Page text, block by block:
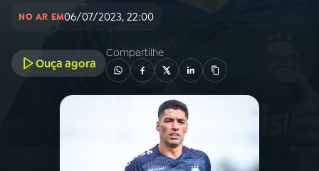
02A RÁDIO
03PROGRAMAÇÃO
PROGRAMAS
NO AR EM06/07/2023, 22:00
Ouça agora
Compartilhe